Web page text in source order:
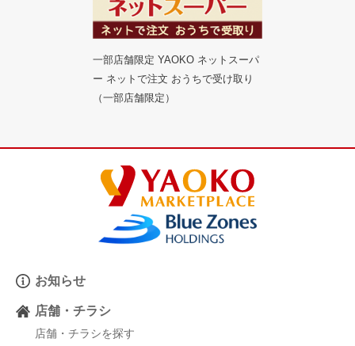
一部店舗限定 YAOKO ネットスーパ
ー ネットで注文 おうちで受け取り
（一部店舗限定）
お知らせ
店舗・チラシ
店舗・チラシを探す